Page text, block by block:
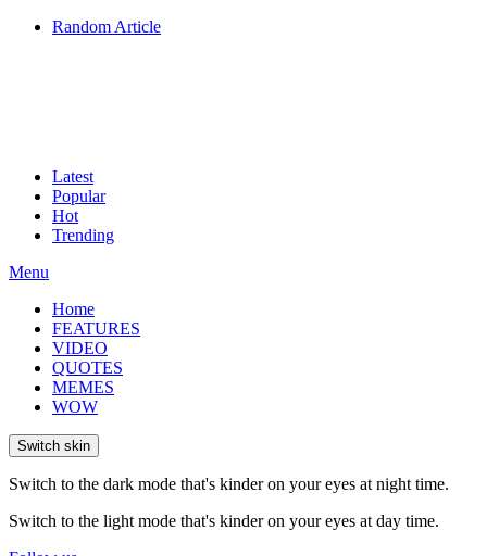
Random Article
Latest
Popular
Hot
Trending
Menu
Home
FEATURES
VIDEO
QUOTES
MEMES
WOW
Switch skin
Switch to the dark mode that's kinder on your eyes at night time.
Switch to the light mode that's kinder on your eyes at day time.